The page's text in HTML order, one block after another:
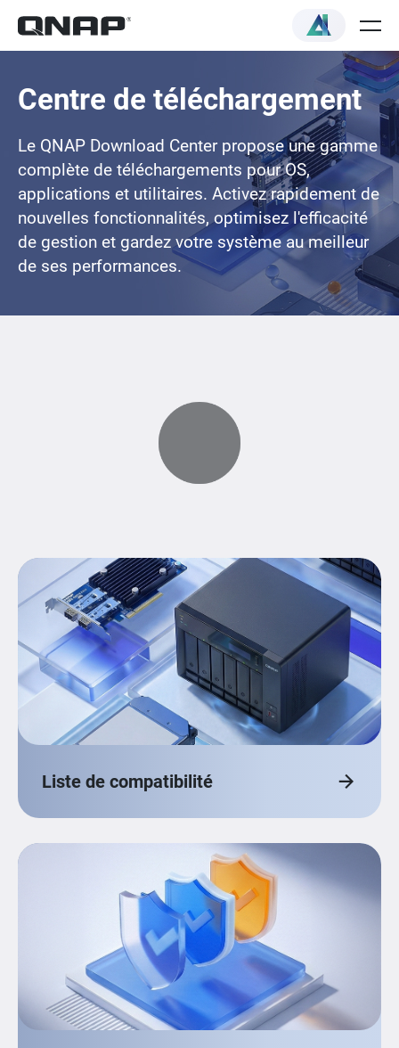
Centre de téléchargement
Le QNAP Download Center propose une gamme
complète de téléchargements pour OS,
applications et utilitaires. Activez rapidement de
nouvelles fonctionnalités, optimisez l'efficacité
de gestion et gardez votre système au meilleur
de ses performances.
Liste de compatibilité